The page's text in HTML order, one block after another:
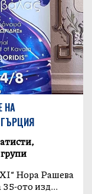
НА
Нора Рашева
ото изд...